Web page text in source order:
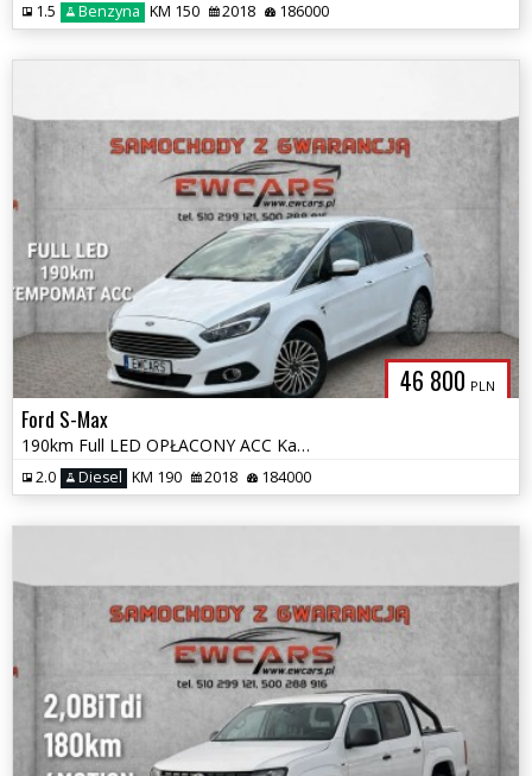
1.5 Benzyna KM 150 2018 186000
46 800 PLN
Ford S-Max
190km Full LED OPŁACONY ACC Kamera TITANIUM 1 Właściciel
2.0 Diesel KM 190 2018 184000